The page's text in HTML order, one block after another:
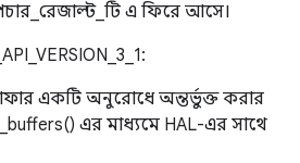
এ ফিরে আসে।
একটি অনুরোধে অন্তর্ভুক্ত করার
এর মাধ্যমে HAL-এর সাথে